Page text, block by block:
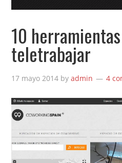
10
teletrabajar
17 mayo 2014 byadmin 4